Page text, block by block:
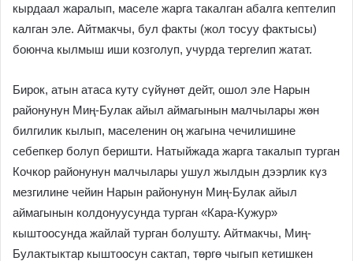
кырдаал жаралып, маселе жарга такалган абалга кептелип
калган эле. Айтмакчы, бул факты (жол тосуу фактысы)
боюнча кылмыш иши козголуп, учурда тергелип жатат.
Бирок, атын атаса куту сγйγнөт дейт, ошол эле Нарын
районунун Миң-Булак айыл аймагынын малчылары жөн
билгилик кылып, маселенин оң жагына чечилишине
себепкер болуп беришти. Натыйжада жарга такалып турган
Кочкор районунун малчылары ушул жылдын дээрлик кγз
мезгилине чейин Нарын районунун Миң-Булак айыл
аймагынын колдонуусунда турган «Кара-Кужур»
кыштоосунда жайлай турган болушту. Айтмакчы, Миң-
Булактыктар кыштоосун сактап, төргө чыгып кетишкен